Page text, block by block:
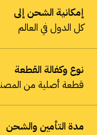
إمكانية الشحن إلى
كل الدول في العالم
نوع وكفالة القطعة
قطعة أصلية من
مدة التأمين والشحن